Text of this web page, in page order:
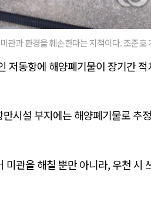
관과 환경을 훼손한다는 지적이다. 조준호
저동항에 해양폐기물이 장기간
시설 부지에는 해양폐기물로 추
관을 해칠 뿐만 아니라, 우천 시